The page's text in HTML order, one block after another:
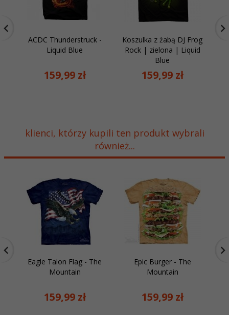
ACDC Thunderstruck -
Liquid Blue
159,99 zł
Koszulka z żabą DJ Frog
Rock | zielona | Liquid
Blue
159,99 zł
klienci, którzy kupili ten produkt wybrali
również...
Eagle Talon Flag - The
Mountain
159,99 zł
Epic Burger - The
Mountain
159,99 zł